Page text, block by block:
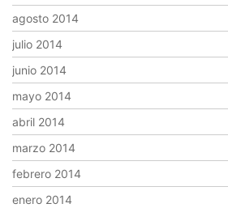
agosto 2014
julio 2014
junio 2014
mayo 2014
abril 2014
marzo 2014
febrero 2014
enero 2014